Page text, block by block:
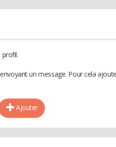
profil.
un message. Pour cela
Ajouter